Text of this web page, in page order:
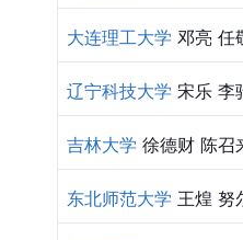
大连理工大学 邓亮 任
辽宁科技大学 宋乐 李
吉林大学 徐德财 陈召
东北师范大学 王煌 努